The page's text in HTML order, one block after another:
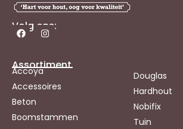
Volg ons:
Assortiment
Accoya
Accessoires
Beton
Boomstammen
Douglas
Hardhout
Nobifix
Tuin